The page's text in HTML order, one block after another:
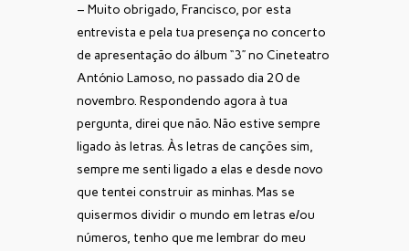
– Muito obrigado, Francisco, por esta
entrevista e pela tua presença no concerto
de apresentação do álbum “3” no Cineteatro
António Lamoso, no passado dia 20 de
novembro. Respondendo agora à tua
pergunta, direi que não. Não estive sempre
ligado às letras. Às letras de canções sim,
sempre me senti ligado a elas e desde novo
que tentei construir as minhas. Mas se
quisermos dividir o mundo em letras e/ou
números, tenho que me lembrar do meu